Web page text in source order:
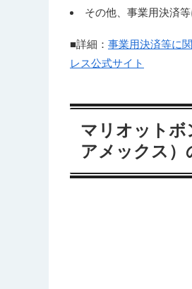
その他、事業用決済
■詳細： 事業用決済等に
レス公式サイト
マリオットボ
アメックス）